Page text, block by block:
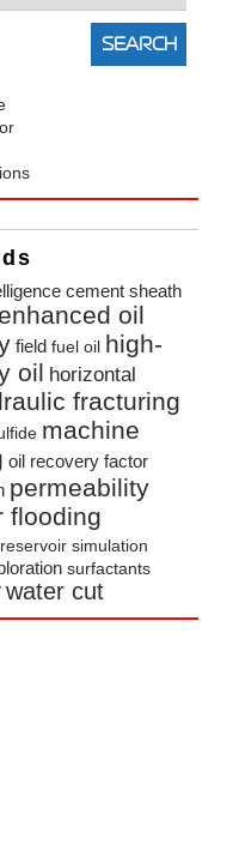
cement sheath
enhanced oil
field fuel oil high-
oil horizontal
fracturing
machine
oil recovery factor
permeability
flooding
reservoir simulation
surfactants
water cut